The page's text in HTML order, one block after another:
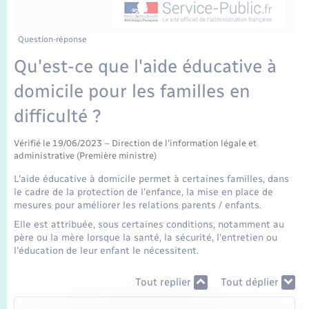
Mariage – PACS
Parrainage civil
Recensement
Question-réponse
Qu'est-ce que l'aide éducative à
domicile pour les familles en
difficulté ?
Vérifié le 19/06/2023 – Direction de l'information légale et
administrative (Première ministre)
L'aide éducative à domicile permet à certaines familles, dans
le cadre de la protection de l'enfance, la mise en place de
mesures pour améliorer les relations parents / enfants.
Elle est attribuée, sous certaines conditions, notamment au
père ou la mère lorsque la santé, la sécurité, l'entretien ou
l'éducation de leur enfant le nécessitent.
Tout replier Tout déplier